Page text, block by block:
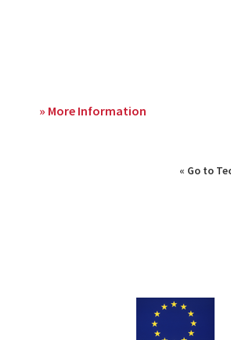
» More Information
« Go to